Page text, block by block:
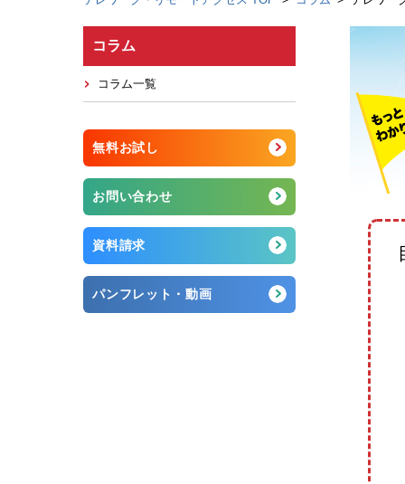
コラム
コラム一覧
無料お試し
お問い合わせ
資料請求
パンフレット・動画